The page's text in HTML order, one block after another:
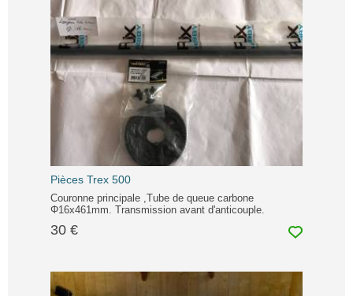
Pièces Trex 500
Couronne principale ,Tube de queue carbone
Φ16x461mm. Transmission avant d'anticouple.
30 €